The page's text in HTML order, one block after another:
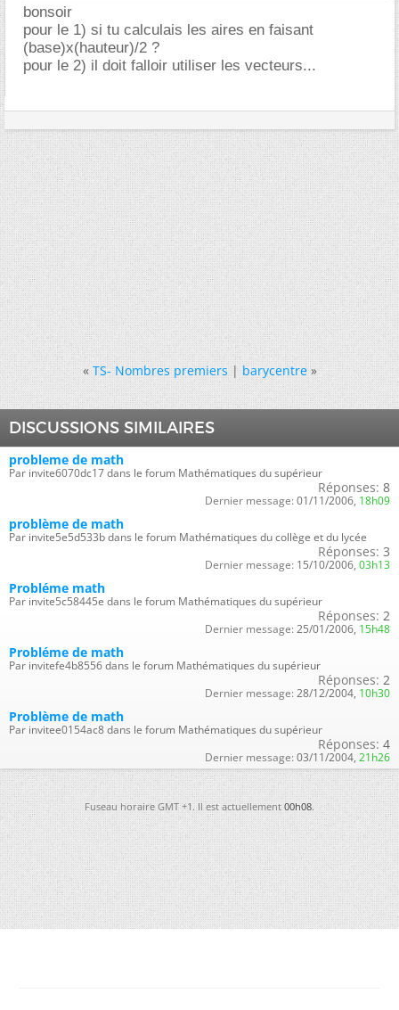
bonsoir
pour le 1) si tu calculais les aires en faisant
(base)x(hauteur)/2 ?
pour le 2) il doit falloir utiliser les vecteurs...
« TS- Nombres premiers|barycentre »
DISCUSSIONS SIMILAIRES
probleme de math
Par invite6070dc17 dans le forum Mathématiques du supérieur
Réponses: 8
Dernier message: 01/11/2006, 18h09
problème de math
Par invite5e5d533b dans le forum Mathématiques du collège et du lycée
Réponses: 3
Dernier message: 15/10/2006, 03h13
Probléme math
Par invite5c58445e dans le forum Mathématiques du supérieur
Réponses: 2
Dernier message: 25/01/2006, 15h48
Probléme de math
Par invitefe4b8556 dans le forum Mathématiques du supérieur
Réponses: 2
Dernier message: 28/12/2004, 10h30
Problème de math
Par invitee0154ac8 dans le forum Mathématiques du supérieur
Réponses: 4
Dernier message: 03/11/2004, 21h26
Fuseau horaire GMT +1. Il est actuellement00h08.